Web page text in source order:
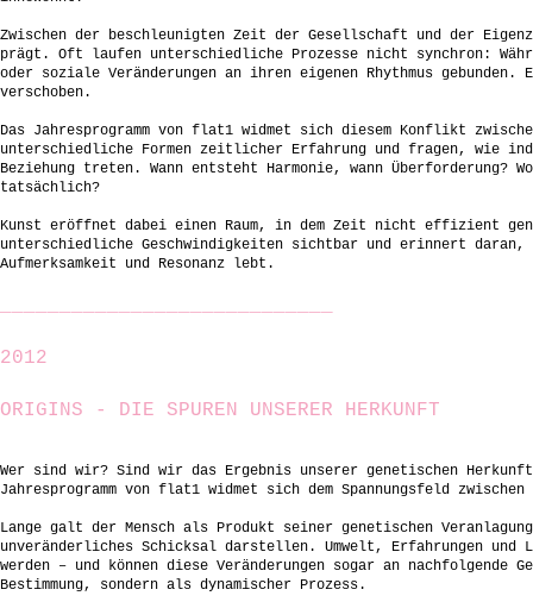
Zwischen der beschleunigten Zeit der Gesellschaft und der
prägt. Oft laufen unterschiedliche Prozesse nicht synchron:
oder soziale Veränderungen an ihren eigenen Rhythmus
verschoben.
Das Jahresprogramm von flat1 widmet sich diesem Konflikt
unterschiedliche Formen zeitlicher Erfahrung und fragen, wie
Beziehung treten. Wann entsteht Harmonie, wann Überforderung?
tatsächlich?
Kunst eröffnet dabei einen Raum, in dem Zeit nicht effizient
unterschiedliche Geschwindigkeiten sichtbar und erinnert daran,
Aufmerksamkeit und Resonanz lebt.
2012
ORIGINS - DIE SPUREN UNSERER HERKUNFT
Wer sind wir? Sind wir das Ergebnis unserer genetischen
Jahresprogramm von flat1 widmet sich dem Spannungsfeld
Lange galt der Mensch als Produkt seiner genetischen
unveränderliches Schicksal darstellen. Umwelt, Erfahrungen und
werden – und können diese Veränderungen sogar an
Bestimmung, sondern als dynamischer Prozess.